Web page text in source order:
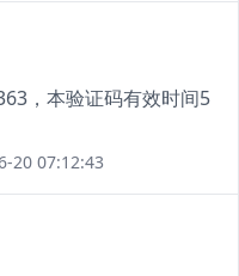
，本验证码有效时间5
20 07:12:43